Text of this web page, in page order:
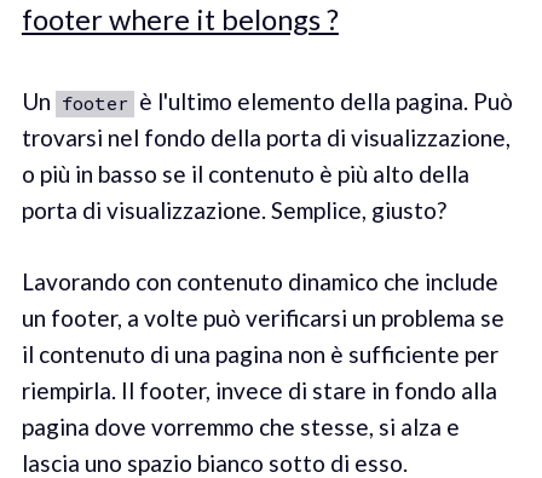
footer where it belongs ?
Un footer è l'ultimo elemento della pagina. Può
trovarsi nel fondo della porta di visualizzazione,
o più in basso se il contenuto è più alto della
porta di visualizzazione. Semplice, giusto?
Lavorando con contenuto dinamico che include
un footer, a volte può verificarsi un problema se
il contenuto di una pagina non è sufficiente per
riempirla. Il footer, invece di stare in fondo alla
pagina dove vorremmo che stesse, si alza e
lascia uno spazio bianco sotto di esso.